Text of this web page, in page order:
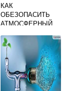
КАК
ОБЕЗОПАСИТЬ
АТМОСФЕРНЫЙ
ЗАГРЯЗНЕНИЙ
ХИМИЯ